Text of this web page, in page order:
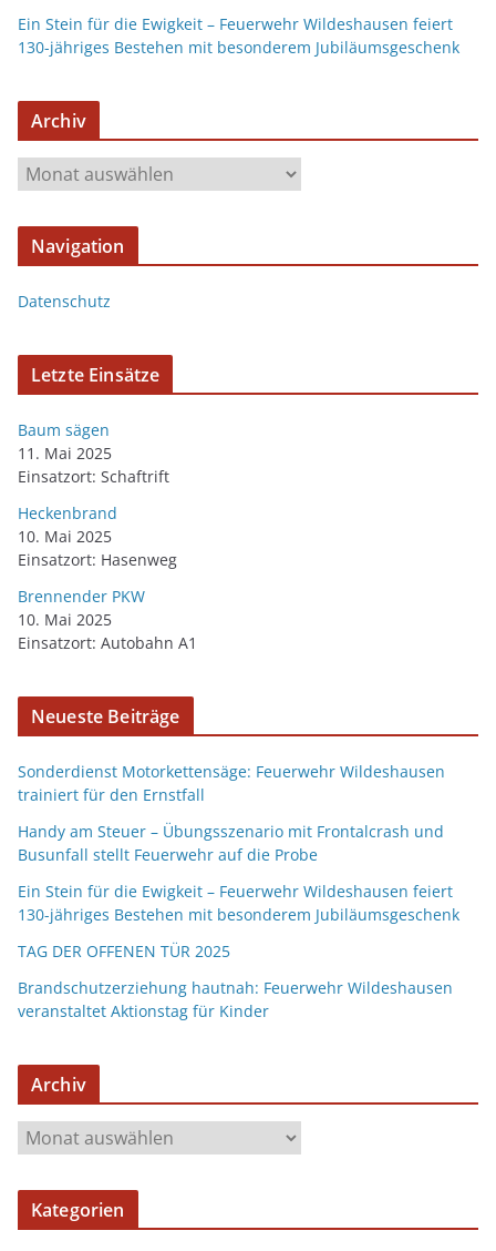
Ein Stein für die Ewigkeit – Feuerwehr Wildeshausen feiert
130-jähriges Bestehen mit besonderem Jubiläumsgeschenk
Archiv
Navigation
Datenschutz
Letzte Einsätze
Baum sägen
11. Mai 2025
Einsatzort: Schaftrift
Heckenbrand
10. Mai 2025
Einsatzort: Hasenweg
Brennender PKW
10. Mai 2025
Einsatzort: Autobahn A1
Neueste Beiträge
Sonderdienst Motorkettensäge: Feuerwehr Wildeshausen
trainiert für den Ernstfall
Handy am Steuer – Übungsszenario mit Frontalcrash und
Busunfall stellt Feuerwehr auf die Probe
Ein Stein für die Ewigkeit – Feuerwehr Wildeshausen feiert
130-jähriges Bestehen mit besonderem Jubiläumsgeschenk
TAG DER OFFENEN TÜR 2025
Brandschutzerziehung hautnah: Feuerwehr Wildeshausen
veranstaltet Aktionstag für Kinder
Archiv
Kategorien